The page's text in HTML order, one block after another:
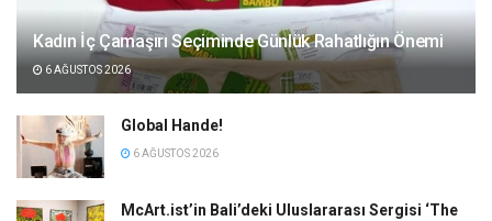
Kadın İç Çamaşırı Seçiminde Günlük Rahatlığın Önemi
6 AĞUSTOS 2026
Global Hande!
6 AĞUSTOS 2026
McArt.ist’in Bali’deki Uluslararası Sergisi ‘The